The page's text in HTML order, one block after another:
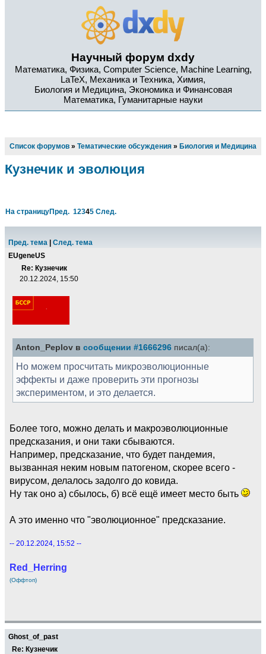
Научный форум dxdy
Математика, Физика, Computer Science, Machine Learning,
LaTeX, Механика и Техника, Химия,
Биология и Медицина, Экономика и Финансовая
Математика, Гуманитарные науки
Список форумов » Тематические обсуждения » Биология и Медицина
Кузнечик и эволюция
На страницуПред. 12345 След.
Пред. тема
След. тема
EUgeneUS
Re: Кузнечик
20.12.2024, 15:50
Anton_Peplov в сообщении #1666296 писал(а):
Но можем просчитать микроэволюционные
эффекты и даже проверить эти прогнозы
экспериментом, и это делается.
Более того, можно делать и макроэволюционные
предсказания, и они таки сбываются.
Например, предсказание, что будет пандемия,
вызванная неким новым патогеном, скорее всего -
вирусом, делалось задолго до ковида.
Ну так оно а) сбылось, б) всё ещё имеет место быть
А это именно что "эволюционное" предсказание.
-- 20.12.2024, 15:52 --
Red_Herring
(Оффтоп)
Ghost_of_past
Re: Кузнечик